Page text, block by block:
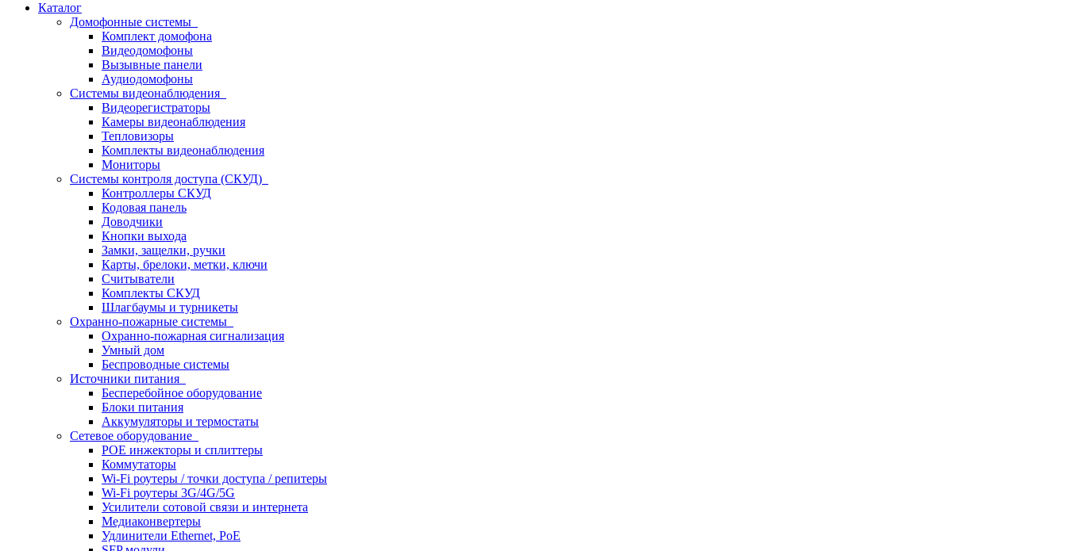
Каталог
Домофонные системы
Комплект домофона
Видеодомофоны
Вызывные панели
Аудиодомофоны
Системы видеонаблюдения
Видеорегистраторы
Камеры видеонаблюдения
Тепловизоры
Комплекты видеонаблюдения
Мониторы
Системы контроля доступа (СКУД)
Контроллеры СКУД
Кодовая панель
Доводчики
Кнопки выхода
Замки, защелки, ручки
Карты, брелоки, метки, ключи
Считыватели
Комплекты СКУД
Шлагбаумы и турникеты
Охранно-пожарные системы
Охранно-пожарная сигнализация
Умный дом
Беспроводные системы
Источники питания
Бесперебойное оборудование
Блоки питания
Аккумуляторы и термостаты
Сетевое оборудование
POE инжекторы и сплиттеры
Коммутаторы
Wi-Fi роутеры / точки доступа / репитеры
Wi-Fi роутеры 3G/4G/5G
Усилители сотовой связи и интернета
Медиаконвертеры
Удлинители Ethernet, PoE